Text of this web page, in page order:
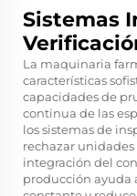
Sistemas
La maquinaria
características
capacidades de
continua de las
los sistemas de
rechazar
integración del
producción ayuda